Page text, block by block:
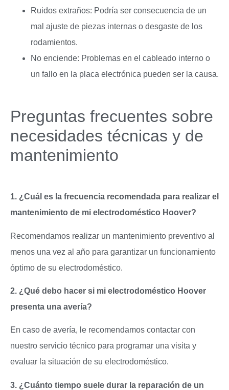
Ruidos extraños: Podría ser consecuencia de un
mal ajuste de piezas internas o desgaste de los
rodamientos.
No enciende: Problemas en el cableado interno o
un fallo en la placa electrónica pueden ser la causa.
Preguntas frecuentes sobre
necesidades técnicas y de
mantenimiento
1. ¿Cuál es la frecuencia recomendada para realizar el
mantenimiento de mi electrodoméstico Hoover?
Recomendamos realizar un mantenimiento preventivo al
menos una vez al año para garantizar un funcionamiento
óptimo de su electrodoméstico.
2. ¿Qué debo hacer si mi electrodoméstico Hoover
presenta una avería?
En caso de avería, le recomendamos contactar con
nuestro servicio técnico para programar una visita y
evaluar la situación de su electrodoméstico.
3. ¿Cuánto tiempo suele durar la reparación de un